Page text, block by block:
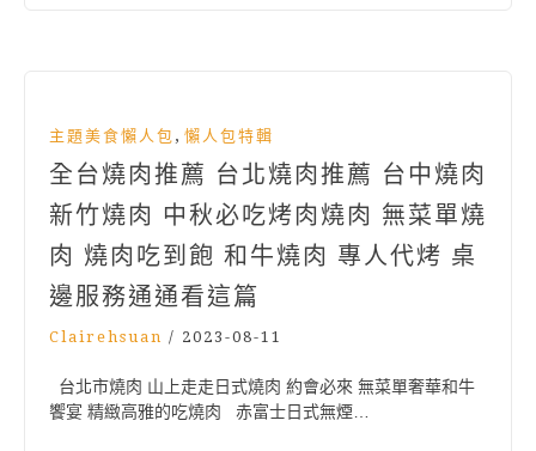
主題美食懶人包 , 懶人包特輯
全台燒肉推薦 台北燒肉推薦 台中燒肉
新竹燒肉 中秋必吃烤肉燒肉 無菜單燒
肉 燒肉吃到飽 和牛燒肉 專人代烤 桌
邊服務通通看這篇
Clairehsuan / 2023-08-11
台北市燒肉 山上走走日式燒肉 約會必來 無菜單奢華和牛
饗宴 精緻高雅的吃燒肉 赤富士日式無煙…